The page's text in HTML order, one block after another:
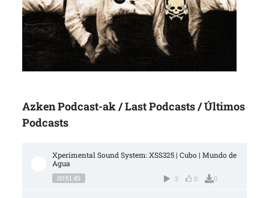
Azken Podcast-ak / Last Podcasts / Últimos
Podcasts
Xperimental Sound System: XSS325 | Cubo | Mundo de
Agua
00:51:45 3 0 0